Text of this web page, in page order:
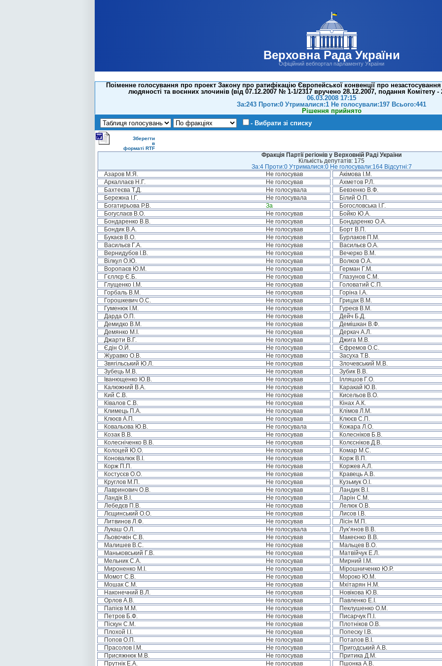
Верховна Рада України
Офіційний вебпортал парламенту України
Поіменне голосування про проект Закону про ратифікацію Європейської конвенції про
людяності та воєнних злочинів (вiд 07.12.2007 № 1-1/2317 вручено 28.12.2007, подання Комітету
06.03.2008 17:15
За:243 Проти:0 Утрималися:1 Не голосували:197 Всього:441
Рішення прийнято
- Вибрати зі списку
Зберегти
в
форматі RTF
Фракція Партії регіонів у Верховній Раді України
Кількість депутатів: 175
За:4 Проти:0 Утрималися:0 Не голосували:164 Відсутні:7
Азаров М.Я.
Не голосував Акімова І.М.
Аркаллаєв Н.Г.
Не голосував Ахметов Р.Л.
Бахтеєва Т.Д.
Не голосувала Бевзенко В.Ф.
Бережна І.Г.
Не голосувала Білий О.П.
Богатирьова Р.В.
За Богословська І.Г.
Богуслаєв В.О.
Не голосував Бойко Ю.А.
Бондаренко В.В.
Не голосував Бондаренко О.А.
Бондик В.А.
Не голосував Борт В.П.
Букаєв В.О.
Не голосував Бурлаков П.М.
Васильєв Г.А.
Не голосував Васильєв О.А.
Вернидубов І.В.
Не голосував Вечерко В.М.
Вілкул О.Ю.
Не голосував Волков О.А.
Воропаєв Ю.М.
Не голосував Герман Г.М.
Гєллєр Є.Б.
Не голосував Глазунов С.М.
Глущенко І.М.
Не голосував Головатий С.П.
Горбаль В.М.
Не голосував Горіна І.А.
Горошкевич О.С.
Не голосував Грицак В.М.
Гуменюк І.М.
Не голосував Гуреєв В.М.
Дарда О.П.
Не голосував Дейч Б.Д.
Демидко В.М.
Не голосував Демішкан В.Ф.
Демянко М.І.
Не голосував Деркач А.Л.
Джарти В.Г.
Не голосував Джига М.В.
Єдін О.Й.
Не голосував Єфремов О.С.
Журавко О.В.
Не голосував Засуха Т.В.
Звягільський Ю.Л.
Не голосував Злочевський М.В.
Зубець М.В.
Не голосував Зубик В.В.
Іванющенко Ю.В.
Не голосував Ілляшов Г.О.
Калюжний В.А.
Не голосував Каракай Ю.В.
Кий С.В.
Не голосував Кисельов В.О.
Ківалов С.В.
Не голосував Кінах А.К.
Климець П.А.
Не голосував Клімов Л.М.
Клюєв А.П.
Не голосував Клюєв С.П.
Ковальова Ю.В.
Не голосувала Кожара Л.О.
Козак В.В.
Не голосував Колесніков Б.В.
Колесніченко В.В.
Не голосував Колєсніков Д.В.
Колоцей Ю.О.
Не голосував Комар М.С.
Коновалюк В.І.
Не голосував Корж В.П.
Корж П.П.
Не голосував Коржев А.Л.
Костусєв О.О.
Не голосував Кравець А.В.
Круглов М.П.
Не голосував Кузьмук О.І.
Лавринович О.В.
Не голосував Ландик В.І.
Ландік В.І.
Не голосував Ларін С.М.
Лебедєв П.В.
Не голосував Лелюк О.В.
Лєщинський О.О.
Не голосував Лисов І.В.
Литвинов Л.Ф.
Не голосував Лісін М.П.
Лукаш О.Л.
Не голосувала Лук’янов В.В.
Льовочкін С.В.
Не голосував Макеєнко В.В.
Малишев В.С.
Не голосував Мальцев В.О.
Маньковський Г.В.
Не голосував Матвійчук Е.Л.
Мельник С.А.
Не голосував Мирний І.М.
Мироненко М.І.
Не голосував Мірошниченко Ю.Р.
Момот С.В.
Не голосував Мороко Ю.М.
Мошак С.М.
Не голосував Мхітарян Н.М.
Наконечний В.Л.
Не голосував Новікова Ю.В.
Орлов А.В.
Не голосував Павленко Е.І.
Папієв М.М.
Не голосував Пеклушенко О.М.
Петров Б.Ф.
Не голосував Писарчук П.І.
Піскун С.М.
Не голосував Плотніков О.В.
Плохой І.І.
Не голосував Попеску І.В.
Попов О.П.
Не голосував Потапов В.І.
Прасолов І.М.
Не голосував Пригодський А.В.
Присяжнюк М.В.
Не голосував Притика Д.М.
Прутнік Е.А.
Не голосував Пшонка А.В.